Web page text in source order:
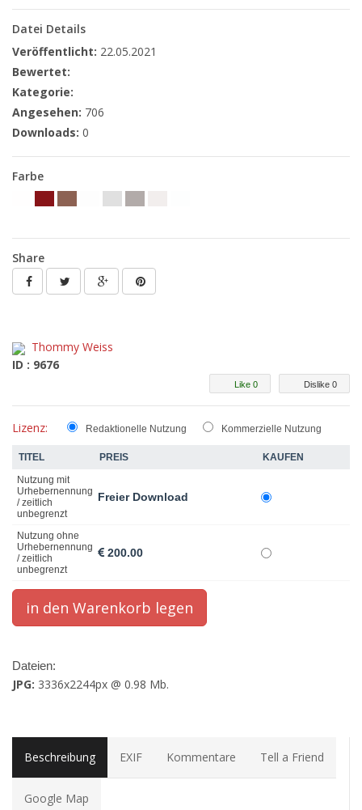
Datei Details
Veröffentlicht: 22.05.2021
Bewertet:
Kategorie:
Angesehen: 706
Downloads: 0
Farbe
Share
Thommy Weiss
ID : 9676
Dislike 0
Like 0
Lizenz: Redaktionelle Nutzung Kommerzielle Nutzung
TITEL PREIS
KAUFEN
Nutzung mit
Urhebernennung
/ zeitlich
unbegrenzt
Freier Download
Nutzung ohne
Urhebernennung
/ zeitlich
unbegrenzt
200.00
Dateien:
JPG: 3336x2244px @ 0.98 Mb.
Beschreibung EXIF Kommentare Tell a Friend
Google Map